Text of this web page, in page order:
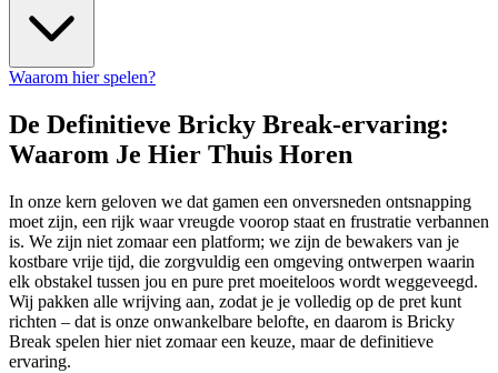
Waarom hier spelen?
De Definitieve Bricky Break-ervaring:
Waarom Je Hier Thuis Horen
In onze kern geloven we dat gamen een onversneden ontsnapping
moet zijn, een rijk waar vreugde voorop staat en frustratie verbannen
is. We zijn niet zomaar een platform; we zijn de bewakers van je
kostbare vrije tijd, die zorgvuldig een omgeving ontwerpen waarin
elk obstakel tussen jou en pure pret moeiteloos wordt weggeveegd.
Wij pakken alle wrijving aan, zodat je je volledig op de pret kunt
richten – dat is onze onwankelbare belofte, en daarom is Bricky
Break spelen hier niet zomaar een keuze, maar de definitieve
ervaring.